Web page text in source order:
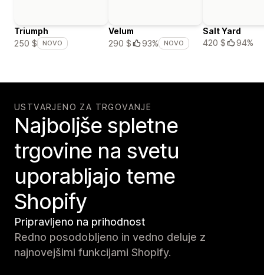
Triumph
250 $
NOVO
Velum
290 $
93% NOVO
Salt Yard
420 $
94%
USTVARJENO ZA TRGOVANJE
Najboljše spletne
trgovine na svetu
uporabljajo teme
Shopify
Pripravljeno na prihodnost
Redno posodobljeno in vedno deluje z
najnovejšimi funkcijami Shopify.